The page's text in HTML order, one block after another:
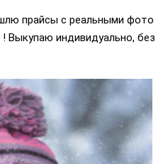
прайсы с реальными фото
Выкупаю индивидуально, без